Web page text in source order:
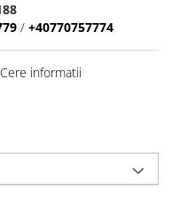
/ +40770757774
informatii